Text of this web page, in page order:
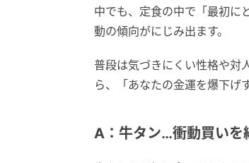
中でも、定食の中で「最初に
動の傾向がにじみ出ます。
普段は気づきにくい性格や対
ら、「あなたの金運を爆下げ
A：牛タン…衝動買いを